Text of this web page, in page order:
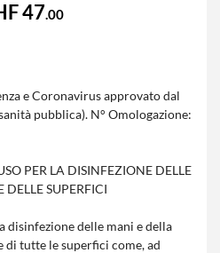
47.00
e Coronavirus approvato dal
pubblica). N° Omologazione:
PER LA DISINFEZIONE DELLE
SUPERFICI
disinfezione delle mani e della
di tutte le superfici come, ad